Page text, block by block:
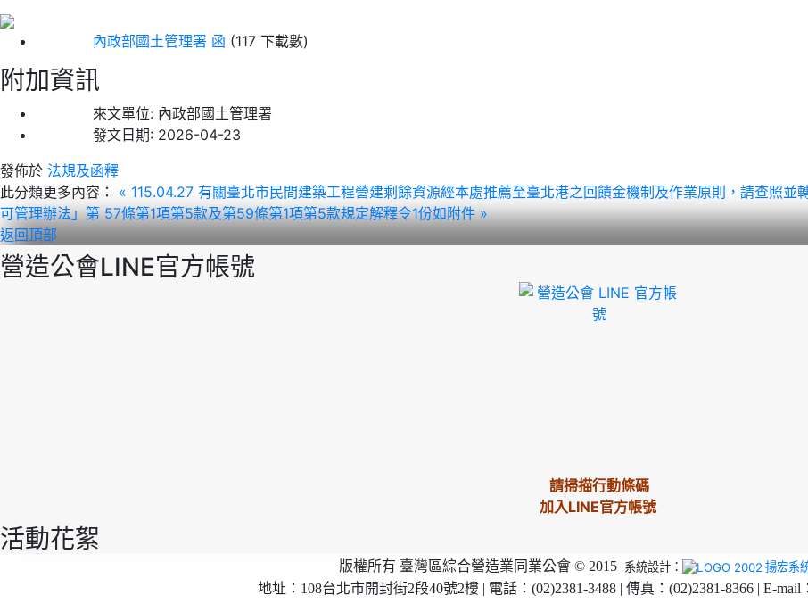
內政部國土管理署 函 (117 下載數)
附加資訊
來文單位: 內政部國土管理署
發文日期: 2026-04-23
發佈於 法規及函釋
此分類更多內容： « 115.04.27 有關臺北市民間建築工程營建剩餘資源經本處推薦至臺北港之回饋金機制及作業原則，請查照並
可管理辦法」第 57條第1項第5款及第59條第1項第5款規定解釋令1份如附件 »
返回頂部
營造公會LINE官方帳號
請掃描行動條碼
加入LINE官方帳號
活動花絮
版權所有 臺灣區綜合營造業同業公會 © 2015 系統設計： 揚宏系
地址：108台北市開封街2段40號2樓 | 電話：(02)2381-3488 | 傳真：(02)2381-8366 | E-mail：